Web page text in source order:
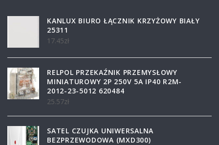
KANLUX BIURO ŁĄCZNIK KRZYŻOWY BIAŁY
25311
17.45zł
RELPOL PRZEKAŹNIK PRZEMYSŁOWY
MINIATUROWY 2P 250V 5A IP40 R2M-
2012-23-5012 620484
25.57zł
SATEL CZUJKA UNIWERSALNA
BEZPRZEWODOWA (MXD300)